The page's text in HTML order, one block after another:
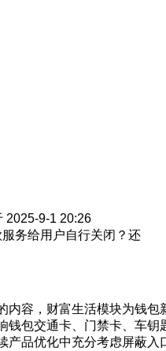
2025-9-1 20:26
务给用户自行关闭？还
内容，财富生活模块为钱包
钱包交通卡、门禁卡、车钥
产品优化中充分考虑屏蔽入